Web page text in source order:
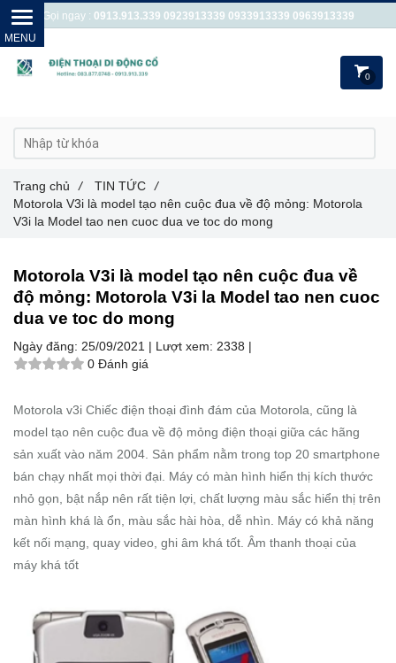
Motorola V3i là model tạo nên cuộc đua về
độ mỏng: Motorola V3i la Model tao nen cuoc
dua ve toc do mong
Ngày đăng: 25/09/2021 | Lượt xem: 2338 |
0 Đánh giá
Motorola v3i Chiếc điện thoại đình đám của Motorola, cũng là
model tạo nên cuộc đua về độ mỏng điện thoại giữa các hãng
sản xuất vào năm 2004. Sản phẩm nằm trong top 20 smartphone
bán chạy nhất mọi thời đại. Máy có màn hình hiển thị kích thước
nhỏ gọn, bật nắp nên rất tiện lợi, chất lượng màu sắc hiển thị trên
màn hình khá là ổn, màu sắc hài hòa, dễ nhìn. Máy có khả năng
kết nối mạng, quay video, ghi âm khá tốt. Âm thanh thoại của
máy khá tốt
Trang chủ / TIN TỨC
/
Motorola V3i là model tạo nên cuộc đua về độ mỏng: Motorola
V3i la Model tao nen cuoc dua ve toc do mong
Gọi ngay : 0913.913.339 0923913339 0933913339 0963913339
0